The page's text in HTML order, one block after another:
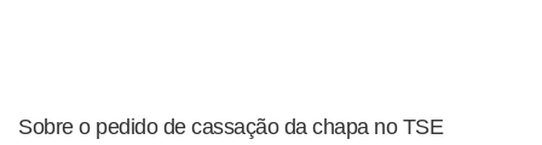
Sobre o pedido de cassação da chapa no TSE